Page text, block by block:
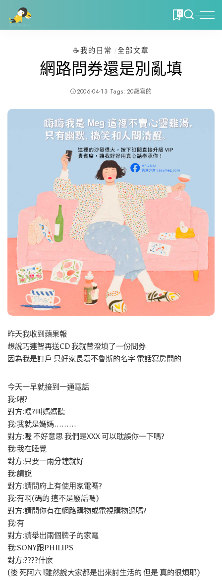
0
☕️我的日常 全部文章
網路問券還是別亂填
2006-04-13 Tags: 20歲寫的
昨天我收到蘋果報
想說巧連智再送CD 我就替澄填了一份問券
因為我是訂戶 只好家長寫不魯斯的名字 電話寫房間的
今天一早就接到一通電話
我:喂?
對方:喂?叫媽媽聽
我:我就是媽媽………
對方:喔 不好意思 我們是XXX 可以耽誤你一下嗎?
我:我在睡覺
對方:只要一兩分鐘就好
我:請說
對方:請問府上有使用家電嗎?
我:有啊(碼的 這不是廢話嗎)
對方:請問你有在網路購物或電視購物過嗎?
我:有
對方:請舉出兩個牌子的家電
我:SONY跟PHILIPS
對方:????什麼
(後 死阿六 !雖然說大家都是出來討生活的 但是 真的很煩耶)